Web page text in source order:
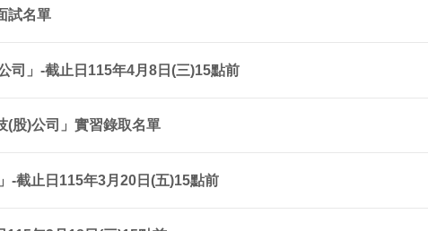
試名單
司」-截止日115年4月8日(三)15點前
(股)公司」實習錄取名單
-截止日115年3月20日(五)15點前